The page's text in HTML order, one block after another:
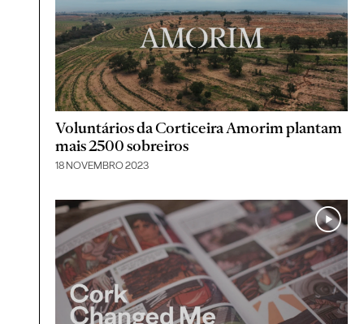
Voluntários da Corticeira Amorim plantam
mais 2500 sobreiros
18 NOVEMBRO 2023